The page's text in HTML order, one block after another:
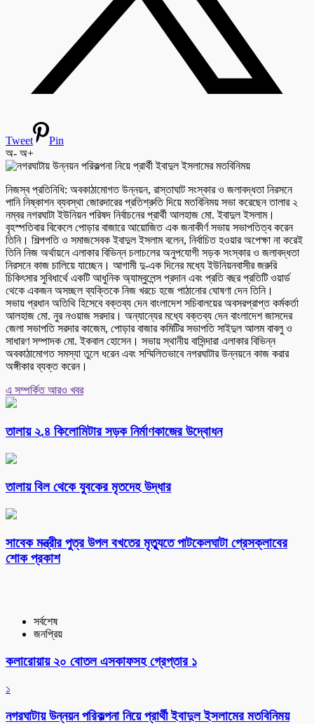
Tweet
Pin
অ- অ+
নিজস্ব প্রতিনিধি: অবকাঠামোগত উন্নয়ন, রাস্তাঘাট সংস্কার ও জলাবদ্ধতা নিরসনে
পানি নিষ্কাশন ব্যবস্থা জোরদারের প্রতিশ্রুতি দিয়ে মতবিনিময় সভা করেছেন তালার ২
নম্বর নগরঘাটা ইউনিয়ন পরিষদ নির্বাচনের প্রার্থী আলহাজ মো. ইবাদুল ইসলাম।
বৃহস্পতিবার বিকেলে পোড়ার বাজারে আয়োজিত এক জনাকীর্ণ সভায় সভাপতিত্ব করেন
তিনি। শিল্পপতি ও সমাজসেবক ইবাদুল ইসলাম বলেন, নির্বাচিত হওয়ার অপেক্ষা না করেই
তিনি নিজ অর্থায়নে এলাকার বিভিন্ন চলাচলের অনুপযোগী সড়ক সংস্কার ও জলাবদ্ধতা
নিরসনে কাজ চালিয়ে যাচ্ছেন। আগামী দু-এক দিনের মধ্যে ইউনিয়নবাসীর জরুরি
চিকিৎসার সুবিধার্থে একটি আধুনিক অ্যাম্বুলেন্স প্রদান এবং প্রতি বছর প্রতিটি ওয়ার্ড
থেকে একজন অসচ্ছল ব্যক্তিকে নিজ খরচে হজে পাঠানোর ঘোষণা দেন তিনি।
সভায় প্রধান অতিথি হিসেবে বক্তব্য দেন বাংলাদেশ সচিবালয়ের অবসরপ্রাপ্ত কর্মকর্তা
আলহাজ মো. নুর নওয়াজ সরদার। অন্যান্যের মধ্যে বক্তব্য দেন বাংলাদেশ জাসদের
জেলা সভাপতি সরদার কাজেম, পোড়ার বাজার কমিটির সভাপতি সাইদুল আলম বাবলু ও
সাধারণ সম্পাদক মো. ইকবাল হোসেন। সভায় স্থানীয় বাসিন্দারা এলাকার বিভিন্ন
অবকাঠামোগত সমস্যা তুলে ধরেন এবং সম্মিলিতভাবে নগরঘাটার উন্নয়নে কাজ করার
অঙ্গীকার ব্যক্ত করেন।
এ সম্পর্কিত আরও খবর
তালায় ২.৪ কিলোমিটার সড়ক নির্মাণকাজের উদ্বোধন
তালায় বিল থেকে যুবকের মৃতদেহ উদ্ধার
সাবেক মন্ত্রীর পুত্র উপল বখতের মৃত্যুতে পাটকেলঘাটা প্রেসক্লাবের
শোক প্রকাশ
সর্বশেষ
জনপ্রিয়
কলারোয়ায় ২০ বোতল এসকাফসহ গ্রেপ্তার ১
১
নগরঘাটায় উন্নয়ন পরিকল্পনা নিয়ে প্রার্থী ইবাদুল ইসলামের মতবিনিময়